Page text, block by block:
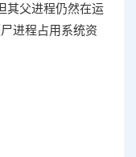
其父进程仍然在运
进程占用系统资